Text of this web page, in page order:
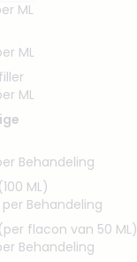
ML
ML
ML
Behandeling
ML)
per Behandeling
flacon van 50 ML)
Behandeling